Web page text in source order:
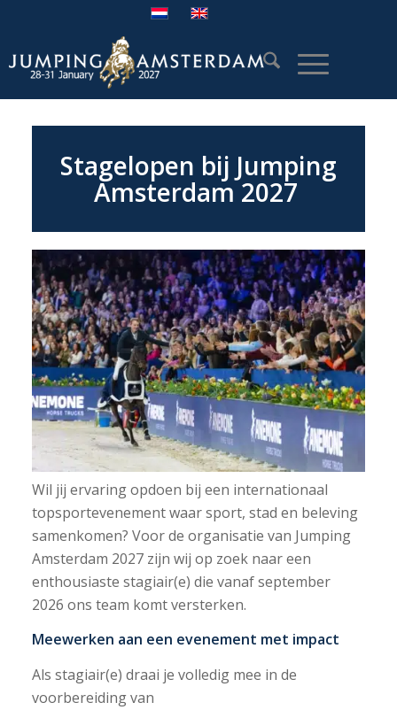
Stagelopen bij Jumping
Amsterdam 2027
Wil jij ervaring opdoen bij een internationaal
topsportevenement waar sport, stad en beleving
samenkomen? Voor de organisatie van Jumping
Amsterdam 2027 zijn wij op zoek naar een
enthousiaste stagiair(e) die vanaf september
2026 ons team komt versterken.
Meewerken aan een evenement met impact
Als stagiair(e) draai je volledig mee in de
voorbereiding van